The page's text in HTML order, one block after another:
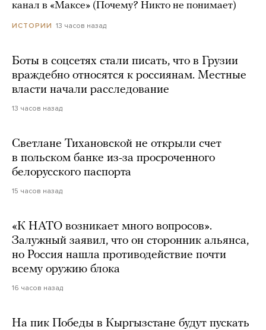
канал в «Максе» (Почему? Никто не понимает)
ИСТОРИИ 13 часов назад
Боты в соцсетях стали писать, что в Грузии
враждебно относятся к россиянам. Местные
власти начали расследование
13 часов назад
Светлане Тихановской не открыли счет
в польском банке из-за просроченного
белорусского паспорта
15 часов назад
«К НАТО возникает много вопросов».
Залужный заявил, что он сторонник альянса,
но Россия нашла противодействие почти
всему оружию блока
16 часов назад
На пик Победы в Кыргызстане будут пускать